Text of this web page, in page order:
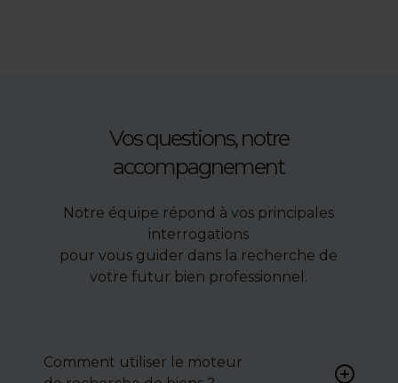
Vos questions, notre
accompagnement
Notre équipe répond à vos principales
interrogations
pour vous guider dans la recherche de
votre futur bien professionnel.
Comment utiliser le moteur